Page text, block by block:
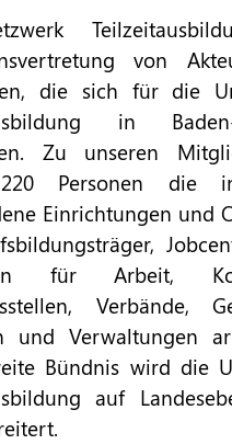
von
die sich für die
in Baden-
Zu unseren
Personen die
Einrichtungen und
für Arbeit,
Verbände,
und Verwaltungen
Bündnis wird die
auf